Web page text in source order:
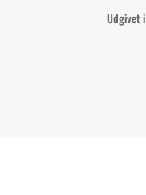
Udgivet